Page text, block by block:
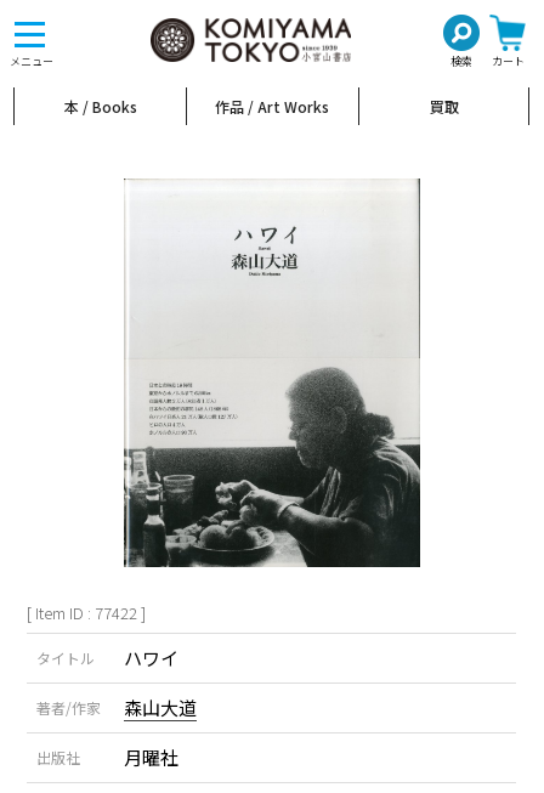
メニュー 検索 カート
toggle
navigation
本 / Books 作品 / Art Works 買取
[ Item ID : 77422 ]
タイトル ハワイ
著者/作家 森山大道
出版社 月曜社